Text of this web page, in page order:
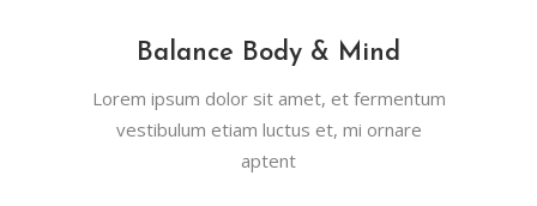
Balance Body & Mind
Lorem ipsum dolor sit amet, et fermentum
vestibulum etiam luctus et, mi ornare
aptent